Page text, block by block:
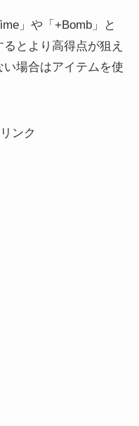
」や「+Bomb」と
とより高得点が狙え
場合はアイテムを使
ンク